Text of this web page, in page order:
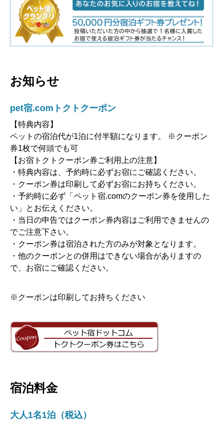
お知らせ
pet宿.comトクトクーポン
【特典内容】
ペットの宿泊代が1泊に付半額になります。 ※クーポン
券1枚で何頭でも可
【お宿トクトクーポン券ご利用上の注意】
・特典内容は、予約時に必ずお宿にご確認ください。
・クーポン券は印刷して必ずお宿にお持ちください。
・予約時に必ず「ペット宿.comのクーポン券を使用した
い」とお伝えください。
・当日の申告ではクーポン券内容はご利用できませんの
でご注意下さい。
・クーポン券は宿泊された方のみが対象となります。
・他のクーポンとの併用はできない場合がありますの
で、お宿にご確認ください。
※クーポンは印刷してお持ちください
宿泊料金
大人1名1泊（税込）